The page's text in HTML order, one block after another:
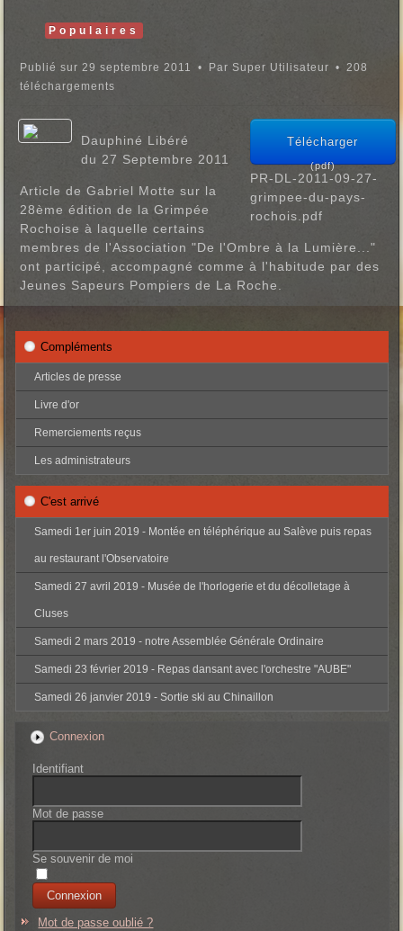
Populaires
Publié sur 29 septembre 2011 Par Super Utilisateur
208
téléchargements
Télécharger
(pdf)
PR-DL-2011-09-27-
grimpee-du-pays-
rochois.pdf
Dauphiné Libéré
du 27 Septembre 2011
Article de Gabriel Motte sur la
28ème édition de la Grimpée
Rochoise à laquelle certains
membres de l'Association "De l'Ombre à la Lumière..."
ont participé, accompagné comme à l'habitude par des
Jeunes Sapeurs Pompiers de La Roche.
Compléments
Articles de presse
Livre d'or
Remerciements reçus
Les administrateurs
C'est arrivé
Samedi 1er juin 2019 - Montée en téléphérique au Salève puis repas
au restaurant l'Observatoire
Samedi 27 avril 2019 - Musée de l'horlogerie et du décolletage à
Cluses
Samedi 2 mars 2019 - notre Assemblée Générale Ordinaire
Samedi 23 février 2019 - Repas dansant avec l'orchestre "AUBE"
Samedi 26 janvier 2019 - Sortie ski au Chinaillon
Connexion
Identifiant
Mot de passe
Se souvenir de moi
Mot de passe oublié ?